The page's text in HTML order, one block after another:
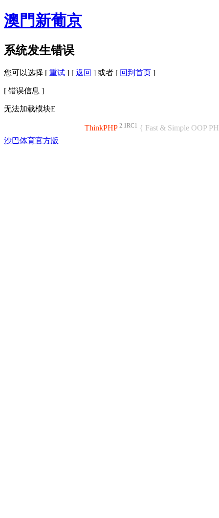
澳門新葡京
系统发生错误
您可以选择 [ 重试 ] [ 返回 ] 或者 [ 回到首页 ]
[ 错误信息 ]
无法加载模块E
ThinkPHP 2.1RC1 { Fast & Simple OOP
沙巴体育官方版